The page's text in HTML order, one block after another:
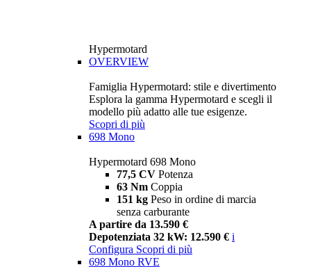
Hypermotard
OVERVIEW
Famiglia Hypermotard: stile e divertimento
Esplora la gamma Hypermotard e scegli il
modello più adatto alle tue esigenze.
Scopri di più
698 Mono
Hypermotard 698 Mono
77,5 CV Potenza
63 Nm Coppia
151 kg Peso in ordine di marcia
senza carburante
A partire da 13.590 €
Depotenziata 32 kW: 12.590 € i
Configura Scopri di più
698 Mono RVE